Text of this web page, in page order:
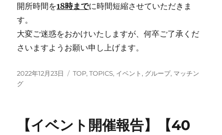
開所時間を18時までに時間短縮させていただきま
す。
大変ご迷惑をおかけいたしますが、何卒ご了承くだ
さいますようお願い申し上げます。
投
稿
2022年12月23日
カ
TOP,TOPICS, イベント , グループ, マッチン
グ
【イベント開催報告】【40